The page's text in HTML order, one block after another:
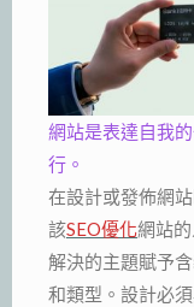
網站是表達自我
行。
在設計或發佈網
該SEO優化網站
解決的主題賦予
和類型。設計必